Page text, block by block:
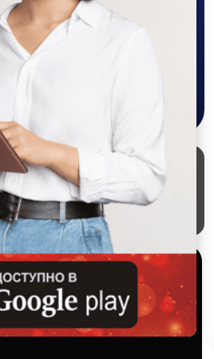
Грабли
Агродроны
Окучники
это в нашем мобильном
Play
О проекте
Удаление аккаунта
рекомендательные
лучше. Оставаясь с нами, вы
файлов куки.